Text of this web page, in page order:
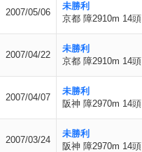
2007/05/06
未勝利
京都 障2910m 14頭
2007/04/22
未勝利
京都 障2910m 14頭
2007/04/07
未勝利
阪神 障2970m 14頭
2007/03/24
未勝利
阪神 障2970m 14頭